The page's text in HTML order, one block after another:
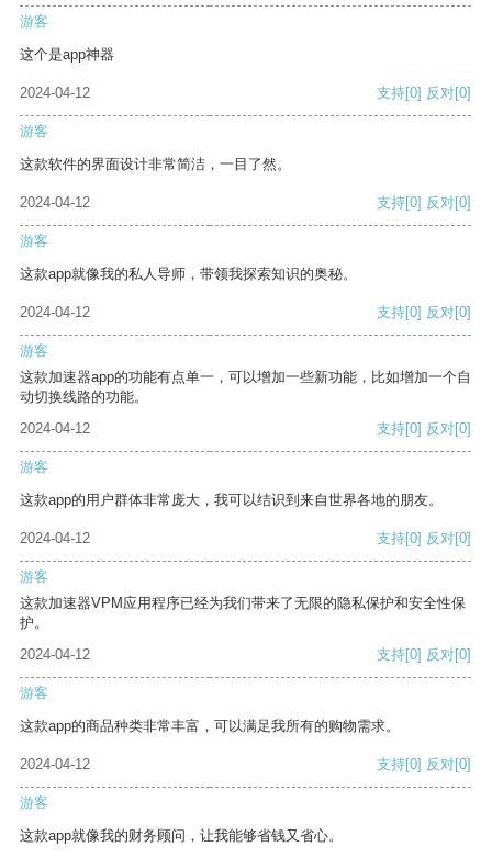
游客
这个是app神器
2024-04-12 支持[0] 反对[0]
游客
这款软件的界面设计非常简洁，一目了然。
2024-04-12 支持[0] 反对[0]
游客
这款app就像我的私人导师，带领我探索知识的奥秘。
2024-04-12 支持[0] 反对[0]
游客
这款加速器app的功能有点单一，可以增加一些新功能，比如增加一个自
动切换线路的功能。
2024-04-12
支持[0] 反对[0]
游客
这款app的用户群体非常庞大，我可以结识到来自世界各地的朋友。
2024-04-12 支持[0] 反对[0]
游客
这款加速器VPM应用程序已经为我们带来了无限的隐私保护和安全性保
护。
2024-04-12
支持[0] 反对[0]
游客
这款app的商品种类非常丰富，可以满足我所有的购物需求。
2024-04-12 支持[0] 反对[0]
游客
这款app就像我的财务顾问，让我能够省钱又省心。